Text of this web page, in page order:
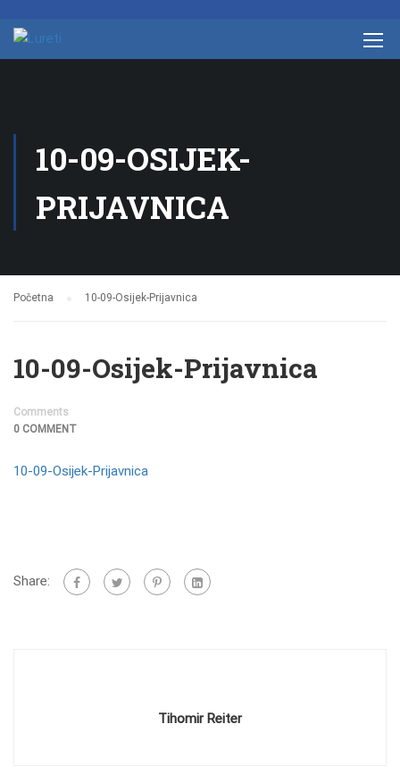
10-09-OSIJEK-
PRIJAVNICA
Početna 10-09-Osijek-Prijavnica
10-09-Osijek-Prijavnica
Comments
0 COMMENT
10-09-Osijek-Prijavnica
Share:
Tihomir Reiter